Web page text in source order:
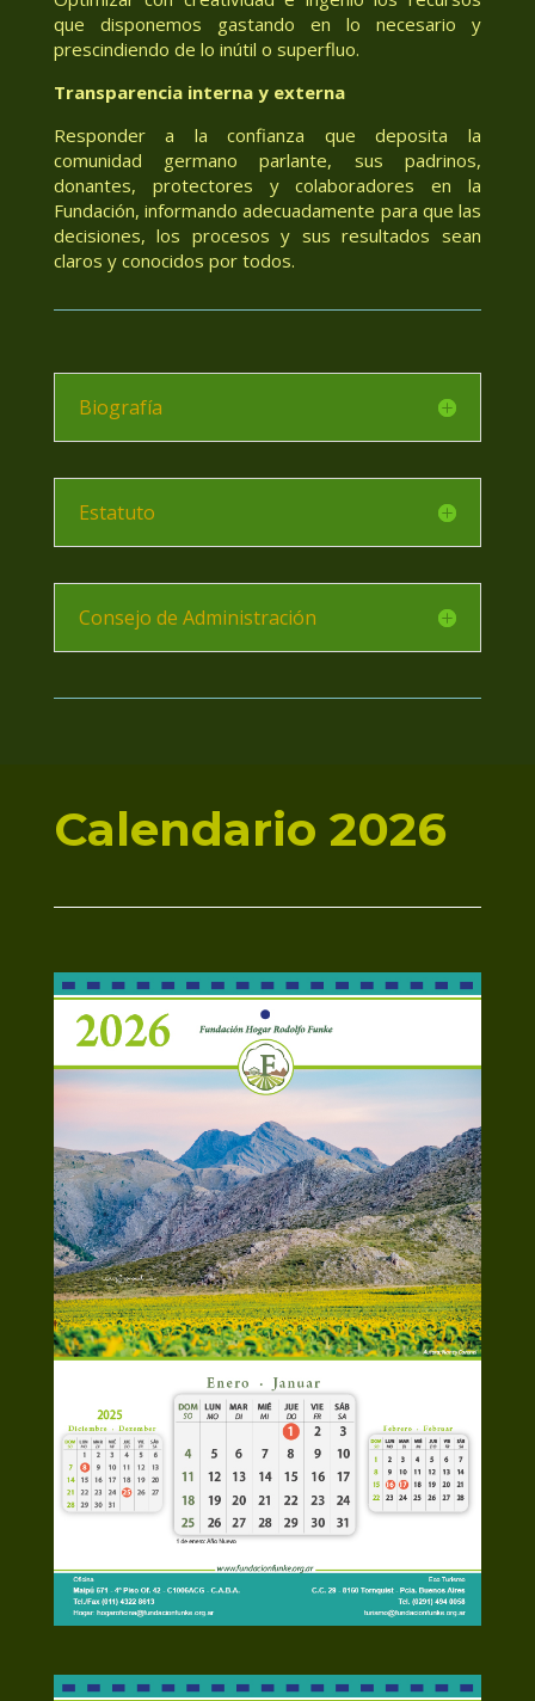
que disponemos gastando en lo necesario y
prescindiendo de lo inútil o superfluo.
Transparencia interna y externa
Responder a la confianza que deposita la
comunidad germano parlante, sus padrinos,
donantes, protectores y colaboradores en la
Fundación, informando adecuadamente para que las
decisiones, los procesos y sus resultados sean
claros y conocidos por todos.
Biografía
Estatuto
Consejo de Administración
Calendario 2026